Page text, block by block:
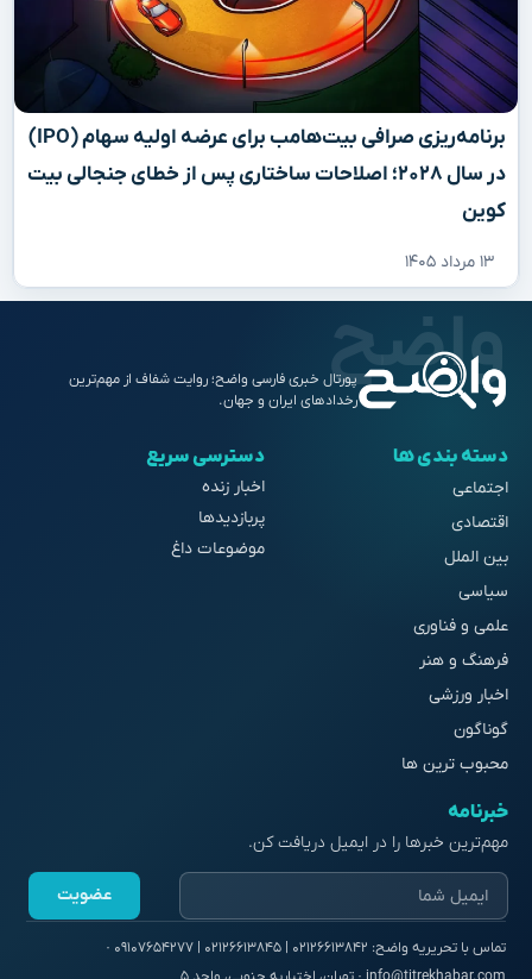
برنامه‌ریزی صرافی بیت‌هامب برای عرضه اولیه سهام (IPO)
در سال ۲۰۲۸؛ اصلاحات ساختاری پس از خطای جنجالی بیت
کوین
۱۳ مرداد ۱۴۰۵
پورتال خبری فارسی واضح؛ روایت شفاف از مهم‌ترین
رخدادهای ایران و جهان.
دسته بندی ها
اجتماعی
اقتصادی
بین الملل
سیاسی
علمی و فناوری
فرهنگ و هنر
اخبار ورزشی
گوناگون
محبوب ترین ها
دسترسی سریع
اخبار زنده
پربازدیدها
موضوعات داغ
خبرنامه
مهم‌ترین خبرها را در ایمیل دریافت کن.
عضویت